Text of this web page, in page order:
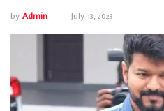
byAdmin July 13, 2023